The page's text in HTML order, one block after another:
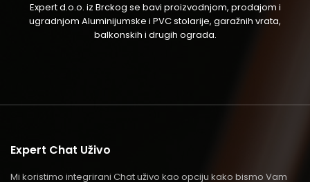
Expert d.o.o. iz Brckog se bavi proizvodnjom, prodajom i
ugradnjom Aluminijumske i PVC stolarije, garažnih vrata,
balkonskih i drugih ograda.
Expert Chat Uživo
Mi koristimo integrirani Chat uživo kao opciju kako bismo Vam